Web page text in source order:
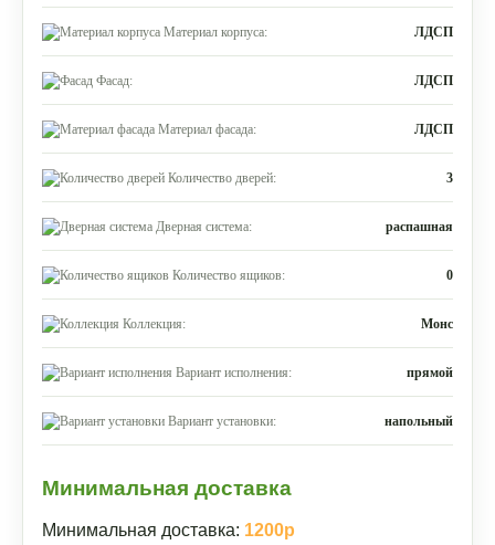
Материал корпуса: ЛДСП
Фасад: ЛДСП
Материал фасада: ЛДСП
Количество дверей: 3
Дверная система: распашная
Количество ящиков: 0
Коллекция: Монс
Вариант исполнения: прямой
Вариант установки: напольный
Минимальная доставка
Минимальная доставка: 1200р